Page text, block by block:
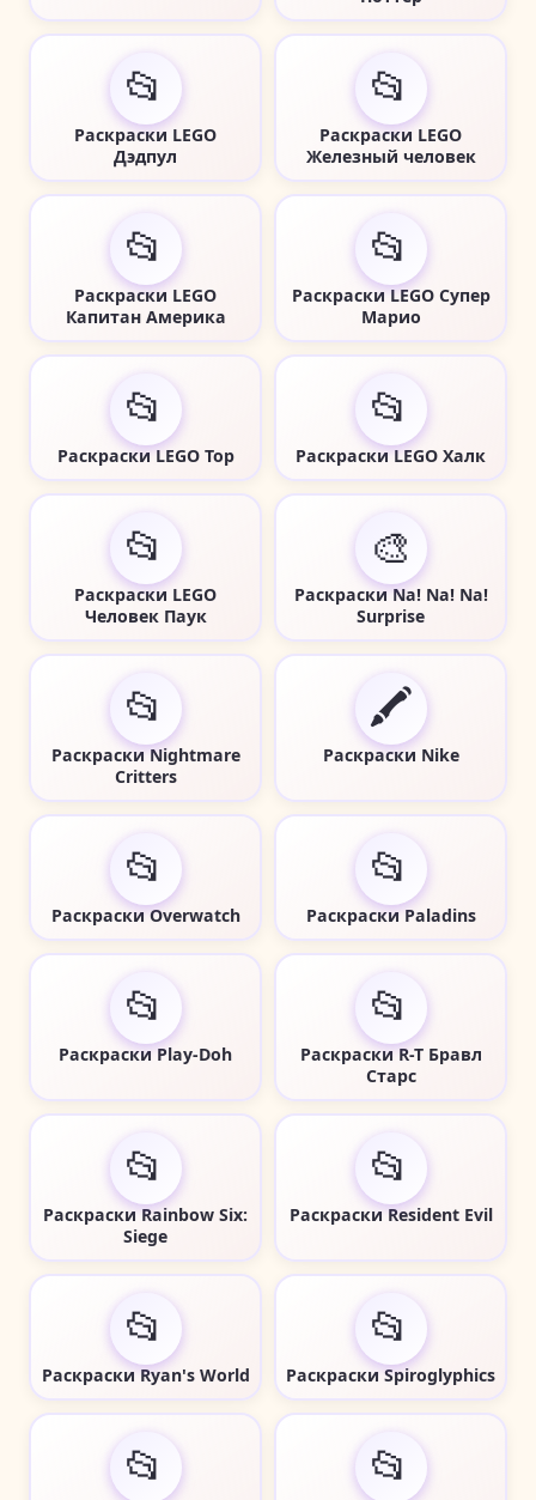
📂
Раскраски LEGO
Дэдпул
📂
Раскраски LEGO
Железный человек
📂
Раскраски LEGO
Капитан Америка
📂
Раскраски LEGO Супер
Марио
📂
Раскраски LEGO Тор
📂
Раскраски LEGO Халк
📂
Раскраски LEGO
Человек Паук
🎨
Раскраски Na! Na! Na!
Surprise
📂
Раскраски Nightmare
Critters
🖍️
Раскраски Nike
📂
Раскраски Overwatch
📂
Раскраски Paladins
📂
Раскраски Play-Doh
📂
Раскраски R-T Бравл
Старс
📂
Раскраски Rainbow Six:
Siege
📂
Раскраски Resident Evil
📂
Раскраски Ryan's World
📂
Раскраски Spiroglyphics
📂 📂